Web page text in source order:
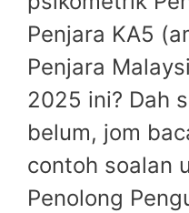
Penjara KA5
Penjara
2025 ini? Dah
belum, jom
contoh soalan
Penolong